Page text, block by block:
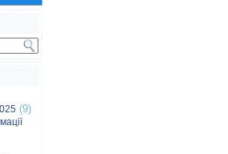
(9)